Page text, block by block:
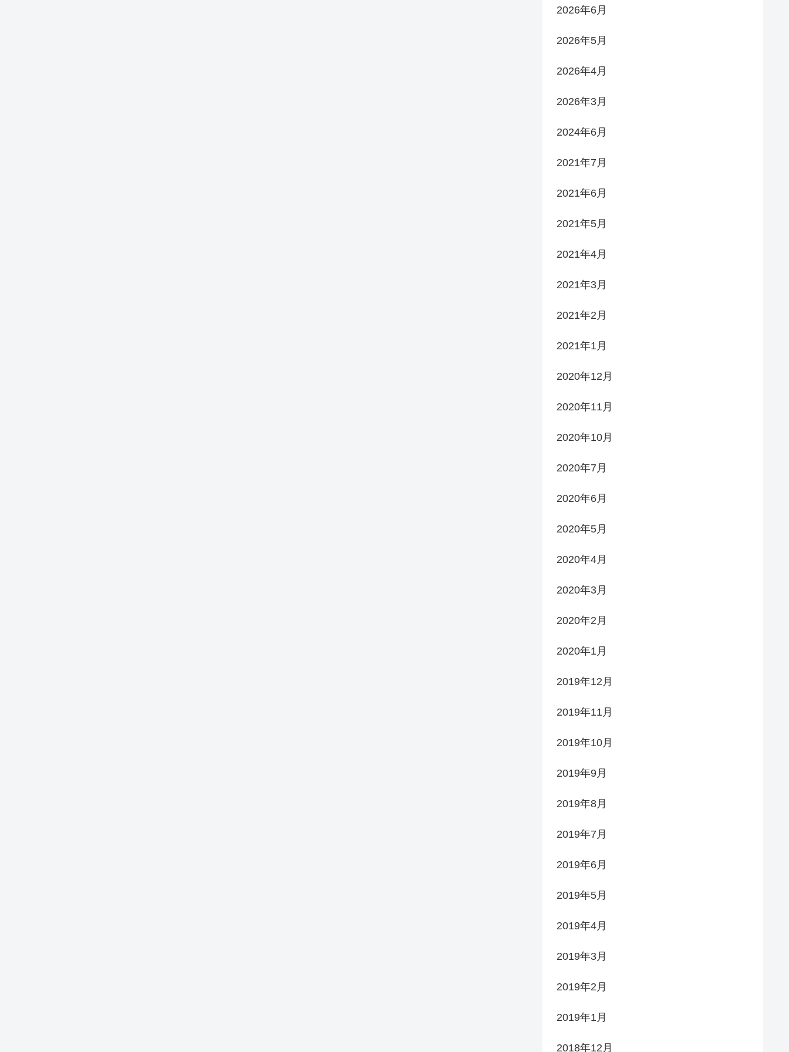
2026年6月
2026年5月
2026年4月
2026年3月
2024年6月
2021年7月
2021年6月
2021年5月
2021年4月
2021年3月
2021年2月
2021年1月
2020年12月
2020年11月
2020年10月
2020年7月
2020年6月
2020年5月
2020年4月
2020年3月
2020年2月
2020年1月
2019年12月
2019年11月
2019年10月
2019年9月
2019年8月
2019年7月
2019年6月
2019年5月
2019年4月
2019年3月
2019年2月
2019年1月
2018年12月